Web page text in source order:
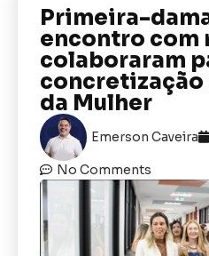
Primeira-
encontro com
colaboraram
da Mulher
Emerson Caveira
No Comments